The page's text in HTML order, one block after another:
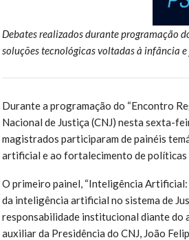
Debates realizados durante programação
soluções tecnológicas voltadas à infância e
Durante a programação do “Encontro
Nacional de Justiça (CNJ) nesta sexta-
magistrados participaram de painéis
artificial e ao fortalecimento de políticas
O primeiro painel, “Inteligência Artificial:
da inteligência artificial no sistema de
responsabilidade institucional diante do
auxiliar da Presidência do CNJ, João